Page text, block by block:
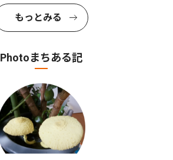
もっとみる
Photoまちある記